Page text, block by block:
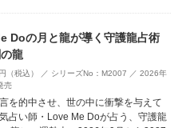
Doの月と龍が導く守護龍占術
龍
（税込） ／ シリーズNo：M2007 ／ 2026年
売
を的中させ、世の中に衝撃を与えて
占い師・Love Me Doが占う、守護龍